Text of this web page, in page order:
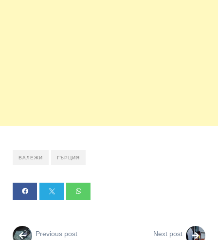
ВАЛЕЖИ ГЪРЦИЯ
Previous post Next post